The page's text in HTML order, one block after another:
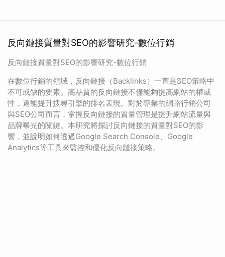
反向鏈接質量對SEO的影響研究-數位行銷
反向鏈接質量對SEO的影響研究-數位行銷
在數位行銷的領域，反向鏈接（Backlinks）一直是SEO策略中
不可或缺的要素。高品質的反向鏈接不僅能夠提高網站的權威
性，還能提升搜尋引擎的排名表現。對於專業的網路行銷公司
與SEO公司而言，掌握反向鏈接的質量管理是提升網站流量與
品牌曝光的關鍵。本研究將探討反向鏈接的質量對SEO的影
響，並說明如何透過Google Search Console、Google
Analytics等工具來監控和優化反向鏈接策略。